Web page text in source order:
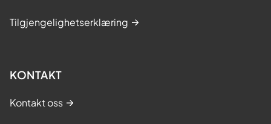
Tilgjengelighetserklæring
KONTAKT
Kontakt oss